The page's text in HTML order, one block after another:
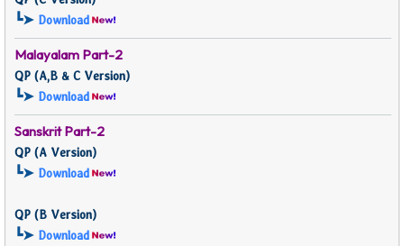
┗➤ Download
Malayalam Part-2
QP (A,B & C Version)
┗➤ Download
Sanskrit Part-2
QP (A Version)
┗➤ Download
QP (B Version)
┗➤ Download